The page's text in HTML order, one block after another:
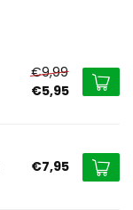
€9,99
€5,95
€7,95